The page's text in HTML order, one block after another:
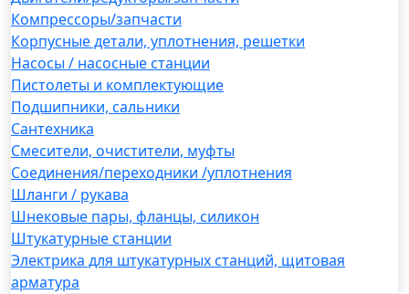
Компрессоры/запчасти
Корпусные детали, уплотнения, решетки
Насосы / насосные станции
Пистолеты и комплектующие
Подшипники, сальники
Сантехника
Смесители, очистители, муфты
Соединения/переходники /уплотнения
Шланги / рукава
Шнековые пары, фланцы, силикон
Штукатурные станции
Электрика для штукатурных станций, щитовая
арматура